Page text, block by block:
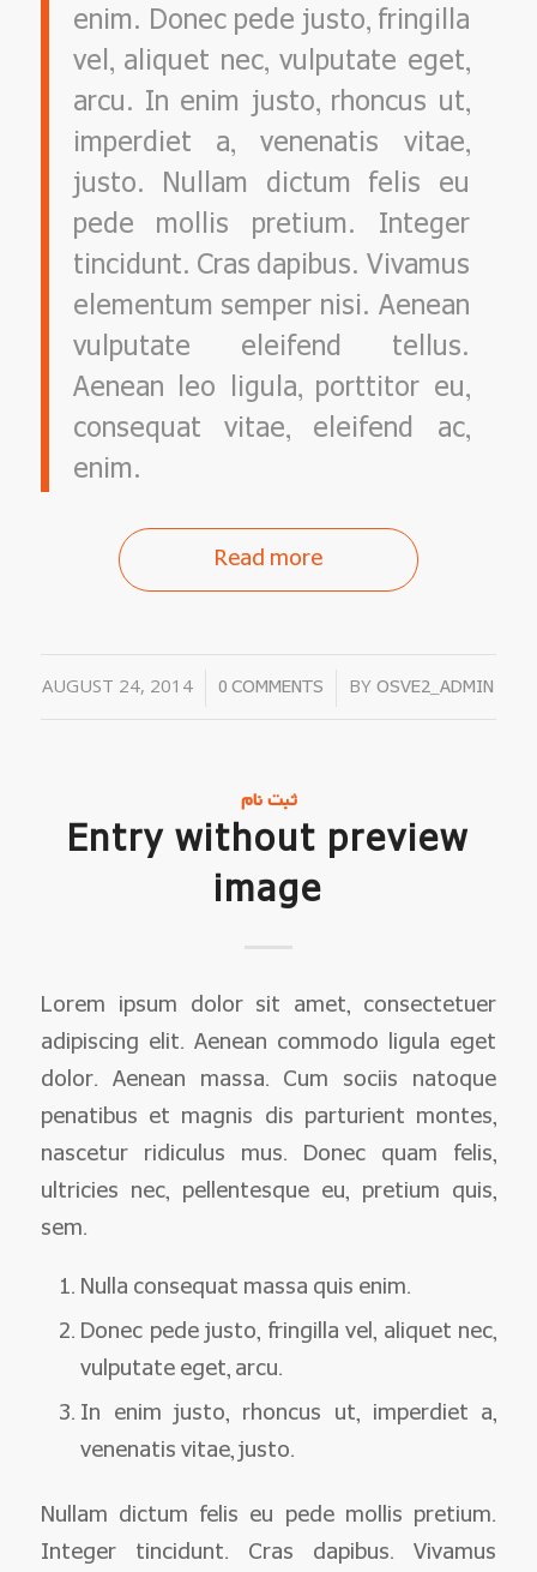
enim. Donec pede justo, fringilla
vel, aliquet nec, vulputate eget,
arcu. In enim justo, rhoncus ut,
imperdiet a, venenatis vitae,
justo. Nullam dictum felis eu
pede mollis pretium. Integer
tincidunt. Cras dapibus. Vivamus
elementum semper nisi. Aenean
vulputate eleifend tellus.
Aenean leo ligula, porttitor eu,
consequat vitae, eleifend ac,
enim.
Read more
AUGUST 24, 2014
/ 0 COMMENTS
/ BYOSVE2_ADMIN
ثبت نام
Entry without preview
image
Lorem ipsum dolor sit amet, consectetuer
adipiscing elit. Aenean commodo ligula eget
dolor. Aenean massa. Cum sociis natoque
penatibus et magnis dis parturient montes,
nascetur ridiculus mus. Donec quam felis,
ultricies nec, pellentesque eu, pretium quis,
sem.
Nulla consequat massa quis enim.
Donec pede justo, fringilla vel, aliquet nec,
vulputate eget, arcu.
In enim justo, rhoncus ut, imperdiet a,
venenatis vitae, justo.
Nullam dictum felis eu pede mollis pretium.
Integer tincidunt. Cras dapibus. Vivamus